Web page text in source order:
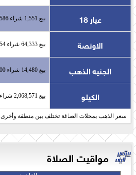
عيار 18 بيع 1,551 شراء 1,586
الاونصة بيع 64,333 شراء 65,754
الجنيه الذهب بيع 14,480 شراء 14,800
الكيلو بيع 2,068,571 شراء 2,114,286
سعر الذهب بمحلات الصاغة تختلف بين منطقة وأخرى
مواقيت الصلاة